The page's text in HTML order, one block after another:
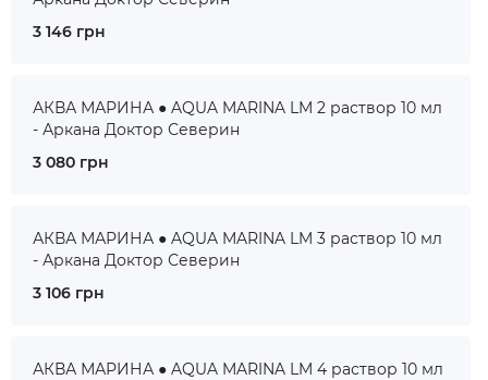
3 146 грн
АКВА МАРИНА ● AQUA MARINA LM 2 раствор 10 мл
- Аркана Доктор Северин
3 080 грн
АКВА МАРИНА ● AQUA MARINA LM 3 раствор 10 мл
- Аркана Доктор Северин
3 106 грн
АКВА МАРИНА ● AQUA MARINA LM 4 раствор 10 мл